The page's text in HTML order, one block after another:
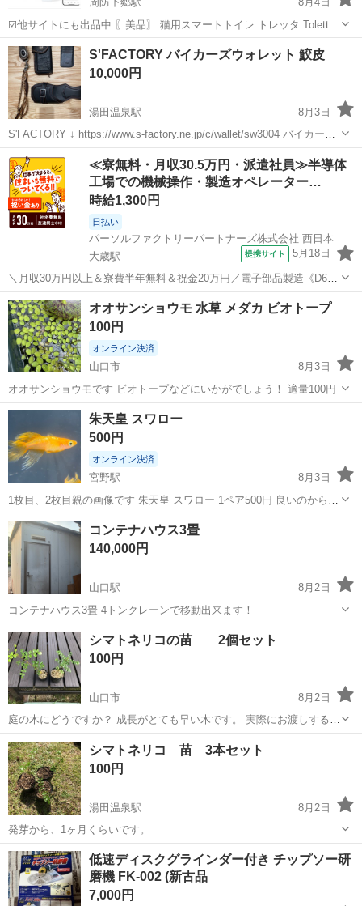
☑️他サイトにも出品中 〖美品〗 猫用スマートトイレ トレッタ Toletta
カメラ 動画 尿量 体重 自動計測 アプリ 多頭飼い対応 推奨体重1kg～
10kg 詳しくは画像 公式サイト要確認 補足 市販の猫砂 ...
山口 山口市 その他 トイレ
S'FACTORY バイカーズウォレット 鮫皮
10,000円
湯田温泉駅
8月3日
S'FACTORY ↓ https://www.s-factory.ne.jp/c/wallet/sw3004 バイカーズ
ウォレットフルセット 財布。カード入れ。ホルダー。ループ。チェー
ン。 総額5万円越え商品❗ 財布、...
山口 山口市 湯田温泉駅 その他 FACTORY
≪寮無料・月収30.5万円・派遣社員≫半導体
工場での機械操作・製造オペレーター…
時給1,300円
日払い
パーソルファクトリーパートナーズ株式会社 西日本
大歳駅
提携サイト 5月18日
＼月収30万円以上＆寮費半年無料＆祝金20万円／電子部品製造《D68-
008937》 仕事内容 ■オペレーター業務 ・アルミ電解コンデンサ製造
の機械操作を担当します。 ・材料を設備にセットし、不具合時の簡単
な対応も行います...
山口 山口市 大歳駅 その他
オオサンショウモ 水草 メダカ ビオトープ
100円
オンライン決済
山口市
8月3日
オオサンショウモです ビオトープなどにいかがでしょう！ 適量100円
山口 山口市 その他
朱天皇 スワロー
500円
オンライン決済
宮野駅
8月3日
1枚目、2枚目親の画像です 朱天皇 スワロー 1ペア500円 良いのから出
します
山口 山口市 宮野駅 その他
コンテナハウス3畳
140,000円
山口駅
8月2日
コンテナハウス3畳 4トンクレーンで移動出来ます！
山口 山口市 山口駅 その他 コンテナハウス
シマトネリコの苗 2個セット
100円
山口市
8月2日
庭の木にどうですか？ 成長がとても早い木です。 実際にお渡しする苗
の成長が、写真と異なる場合があります。
山口 山口市 その他 シマトネリコ
シマトネリコ 苗 3本セット
100円
湯田温泉駅
8月2日
発芽から、1ヶ月くらいです。
山口 山口市 湯田温泉駅 その他 シマトネリコ
低速ディスクグラインダー付き チップソー研
磨機 FK-002 (新古品
7,000円